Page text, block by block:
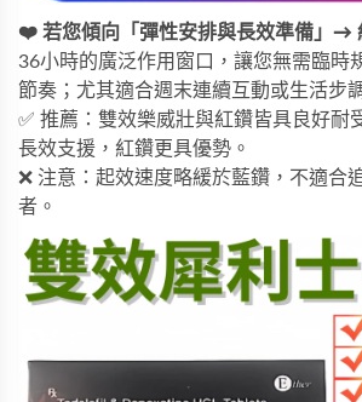
❤️ 若您傾向「彈性安排與長效準備」→
36小時的廣泛作用窗口，讓您無需臨時
節奏；尤其適合週末連續互動或生活步
✅ 推薦： 雙效樂威壯與紅鑽皆具良好耐
長效支援，紅鑽更具優勢。
❌ 注意：起效速度略緩於藍鑽，不適合
者。